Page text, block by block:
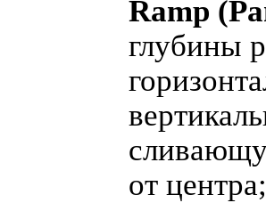
Ramp
глубины
от центра;